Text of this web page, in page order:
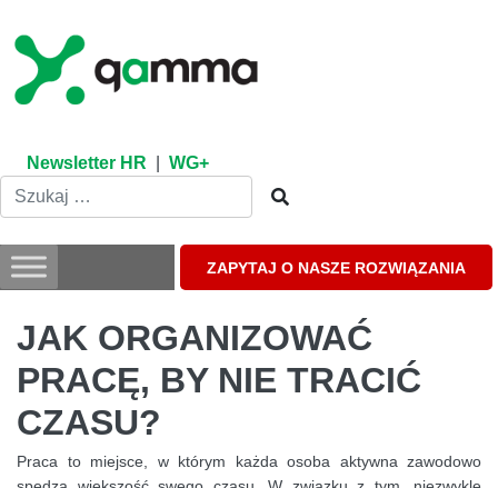
content
Newsletter HR WG+
ZAPYTAJ O NASZE ROZWIĄZANIA
JAK ORGANIZOWAĆ
PRACĘ, BY NIE TRACIĆ
CZASU?
Praca to miejsce, w którym każda osoba aktywna zawodowo